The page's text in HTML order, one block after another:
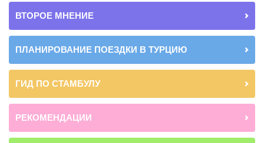
ВТОРОЕ МНЕНИЕ
ПЛАНИРОВАНИЕ ПОЕЗДКИ В ТУРЦИЮ
ГИД ПО СТАМБУЛУ
РЕКОМЕНДАЦИИ